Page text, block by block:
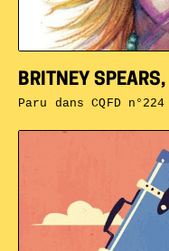
BRITNEY
Paru dansCQFD